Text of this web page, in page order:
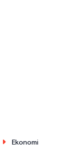
Ekonomi